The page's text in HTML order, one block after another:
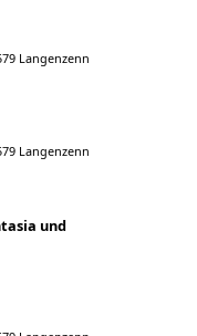
Langenzenn
Langenzenn
und